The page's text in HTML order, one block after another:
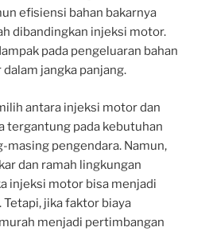
efisiensi bahan bakarnya
dibandingkan injeksi motor.
pada pengeluaran bahan
jangka panjang.
antara injeksi motor dan
tergantung pada kebutuhan
pengendara. Namun,
dan ramah lingkungan
injeksi motor bisa menjadi
jika faktor biaya
menjadi pertimbangan